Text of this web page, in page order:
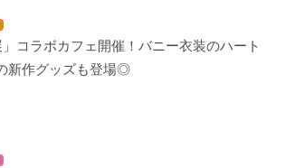
」コラボカフェ開催！バニー衣装のハート
新作グッズも登場◎